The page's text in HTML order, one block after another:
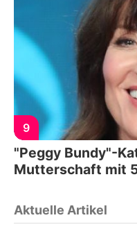
9
"Peggy Bundy"-
Mutterschaft mit
Aktuelle Artikel